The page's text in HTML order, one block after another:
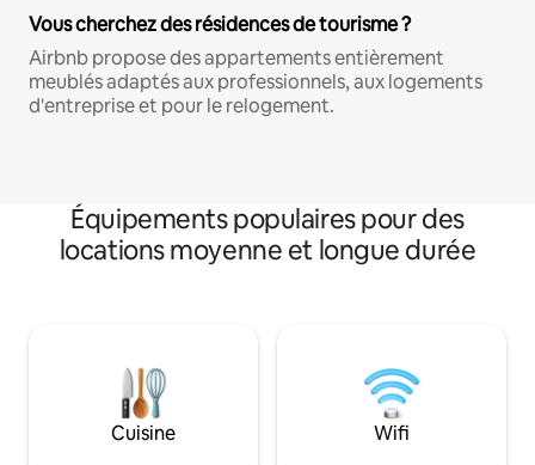
Vous cherchez des résidences de tourisme ?
Airbnb propose des appartements entièrement
meublés adaptés aux professionnels, aux logements
d'entreprise et pour le relogement.
Équipements populaires pour des
locations moyenne et longue durée
Cuisine Wifi